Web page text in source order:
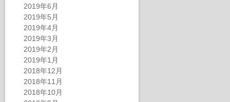
2019年6月
2019年5月
2019年4月
2019年3月
2019年2月
2019年1月
2018年12月
2018年11月
2018年10月